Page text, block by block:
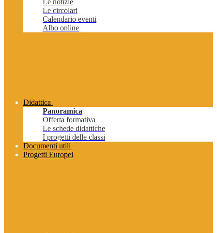
Le notizie
Le circolari
Calendario eventi
Albo online
Didattica
Panoramica
Offerta formativa
Le schede didattiche
I progetti delle classi
Documenti utili
Progetti Europei